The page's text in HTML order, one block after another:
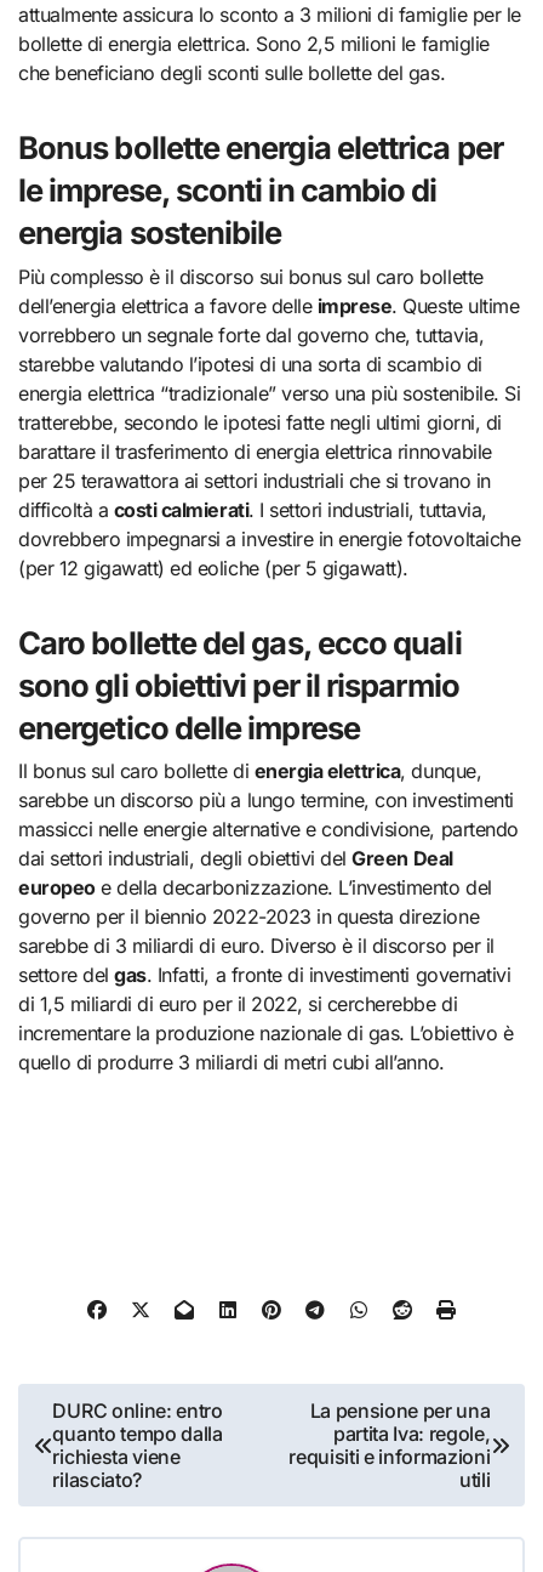
attualmente assicura lo sconto a 3 milioni di famiglie per le
bollette di energia elettrica. Sono 2,5 milioni le famiglie
che beneficiano degli sconti sulle bollette del gas.
Bonus bollette energia elettrica per
le imprese, sconti in cambio di
energia sostenibile
Più complesso è il discorso sui bonus sul caro bollette
dell’energia elettrica a favore delle imprese. Queste ultime
vorrebbero un segnale forte dal governo che, tuttavia,
starebbe valutando l’ipotesi di una sorta di scambio di
energia elettrica “tradizionale” verso una più sostenibile. Si
tratterebbe, secondo le ipotesi fatte negli ultimi giorni, di
barattare il trasferimento di energia elettrica rinnovabile
per 25 terawattora ai settori industriali che si trovano in
difficoltà a costi calmierati. I settori industriali, tuttavia,
dovrebbero impegnarsi a investire in energie fotovoltaiche
(per 12 gigawatt) ed eoliche (per 5 gigawatt).
Caro bollette del gas, ecco quali
sono gli obiettivi per il risparmio
energetico delle imprese
Il bonus sul caro bollette di energia elettrica, dunque,
sarebbe un discorso più a lungo termine, con investimenti
massicci nelle energie alternative e condivisione, partendo
dai settori industriali, degli obiettivi delGreen Deal
europeoe della decarbonizzazione. L’investimento del
governo per il biennio 2022-2023 in questa direzione
sarebbe di 3 miliardi di euro. Diverso è il discorso per il
settore delgas. Infatti, a fronte di investimenti governativi
di 1,5 miliardi di euro per il 2022, si cercherebbe di
incrementare la produzione nazionale di gas. L’obiettivo è
quello di produrre 3 miliardi di metri cubi all’anno.
Navigazione
articoli
DURC online: entro
quanto tempo dalla
richiesta viene
rilasciato?
La pensione per una
partita Iva: regole,
requisiti e informazioni
utili